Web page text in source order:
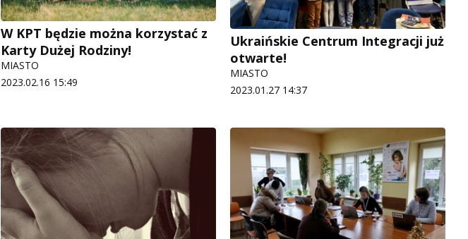
W KPT będzie można korzystać z
Karty Dużej Rodziny!
MIASTO
2023.02.16 15:49
Ukraińskie Centrum Integracji już
otwarte!
MIASTO
2023.01.27 14:37